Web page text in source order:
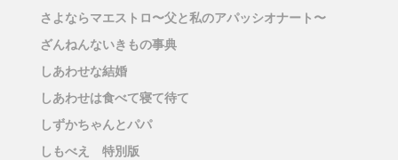
さよならマエストロ〜父と私のアパッシオナート〜
ざんねんないきもの事典
しあわせな結婚
しあわせは食べて寝て待て
しずかちゃんとパパ
しもべえ 特別版